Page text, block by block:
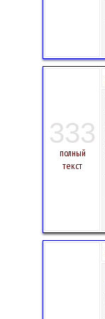
333
полный
текст